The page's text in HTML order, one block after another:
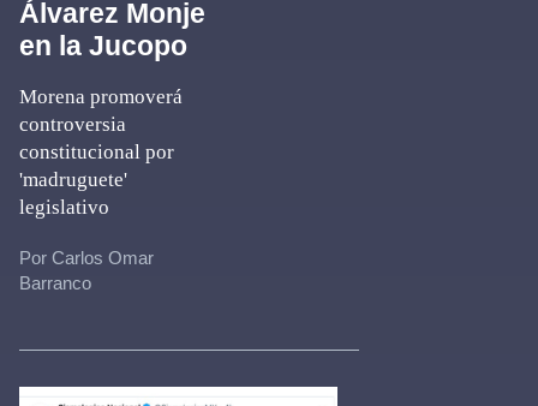
Álvarez Monje
en la Jucopo
Morena promoverá
controversia
constitucional por
'madruguete'
legislativo
Por Carlos Omar
Barranco